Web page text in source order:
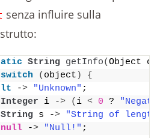
senza influire sulla
String getInfo(Object
switch ( object )
{
-> "Unknown" ;
Integer i -> ( i < 0 ?
String s ->
"String of length
null -> "Null!" ;